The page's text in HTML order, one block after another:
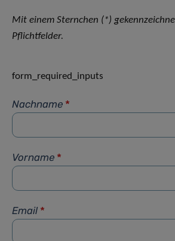
Mit einem Sternchen (*)
Pflichtfelder.
form_required_inputs
Nachname *
Vorname *
Email *